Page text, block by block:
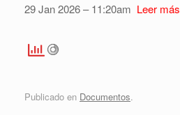
29 Jan 2026 – 11:20am Leer más
Publicado en Documentos.